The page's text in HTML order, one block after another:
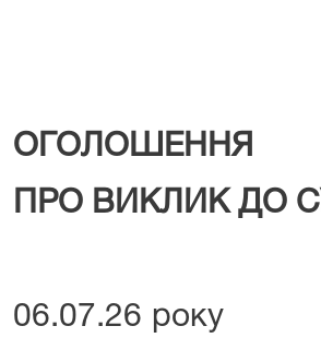
ОГОЛОШЕННЯ
ПРО ВИКЛИК ДО
06.07.26